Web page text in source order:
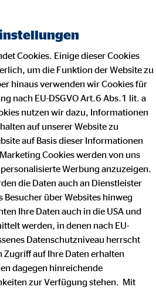
Cookies. Einige dieser Cookies
um die Funktion der Website zu
hinaus verwenden wir Cookies für
nach EU-DSGVO Art.6 Abs.1 lit. a
nutzen wir dazu, Informationen
auf unserer Website zu
auf Basis dieser Informationen
Cookies werden von uns
Werbung anzuzeigen.
die Daten auch an Dienstleister
Besucher über Websites hinweg
Ihre Daten auch in die USA und
werden, in denen nach EU-
Datenschutzniveau herrscht
Zugriff auf Ihre Daten erhalten
dagegen hinreichende
zur Verfügung stehen. Mit